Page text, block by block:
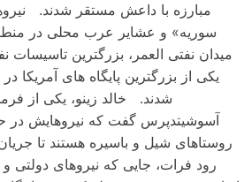
مبارزه با داعش مستقر شدند.
سوریه» و عشایر عرب محلی در
میدان نفتی العمر، بزرگترین تاسیسات
یکی از بزرگترین پایگاه های آمریکا
شدند. خالد زینو، یکی از
آسوشیتدپرس گفت که نیروهایش در
روستاهای شیل و باسیره هستند تا
رود فرات، جایی که نیروهای دولتی